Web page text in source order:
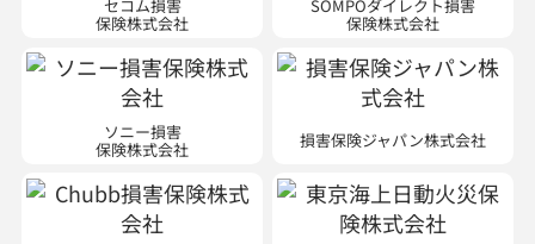
セコム損害
保険株式会社
SOMPOダイレクト損害
保険株式会社
ソニー損害
保険株式会社 損害保険ジャパン株式会社